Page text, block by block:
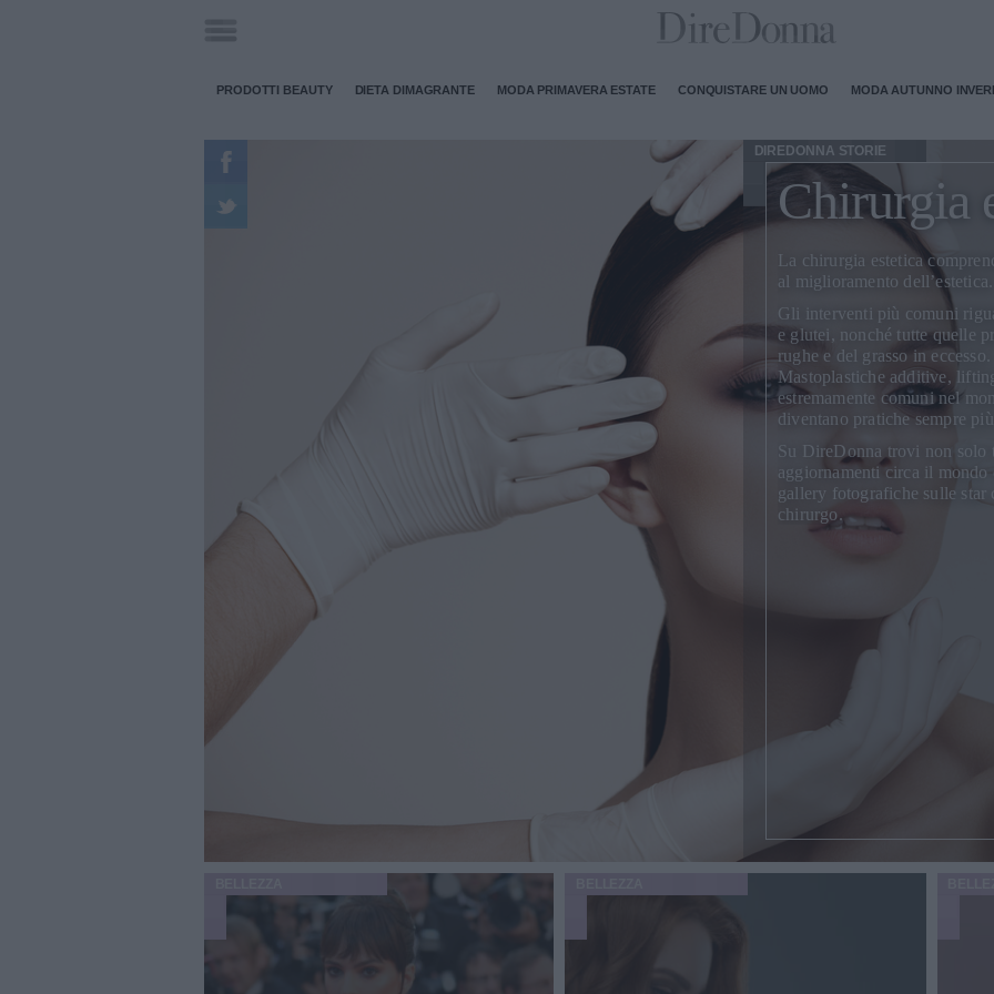
PRODOTTI BEAUTY DIETA DIMAGRANTE MODA PRIMAVERA ESTATE CONQUISTARE UN UOMO MODA AUTUNNO
DIREDONNA STORIE
Chirurgia
La chirurgia estetica
al miglioramento dell’estetica.
Gli interventi più comuni
e glutei, nonché tutte quelle
rughe e del grasso in eccesso.
Mastoplastiche additive,
estremamente comuni nel
diventano pratiche sempre
Su DireDonna trovi non
aggiornamenti circa il mondo
gallery fotografiche sulle star
chirurgo.